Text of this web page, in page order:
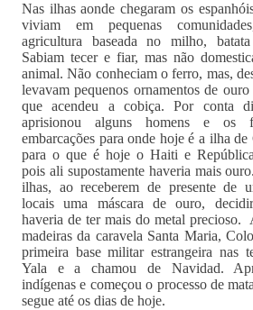
Nas ilhas aonde chegaram os
viviam em pequenas
agricultura baseada no milho,
Sabiam tecer e fiar, mas não
animal. Não conheciam o ferro, mas,
levavam pequenos ornamentos de
que acendeu a cobiça. Por conta
aprisionou alguns homens e os
embarcações para onde hoje é a ilha
para o que é hoje o Haiti e
pois ali supostamente haveria mais
ilhas, ao receberem de presente de
locais uma máscara de ouro,
haveria de ter mais do metal precioso.
madeiras da caravela Santa Maria,
primeira base militar estrangeira nas
Yala e a chamou de Navidad.
indígenas e começou o processo de
segue até os dias de hoje.